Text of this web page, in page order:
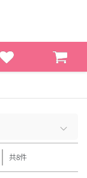
共8件